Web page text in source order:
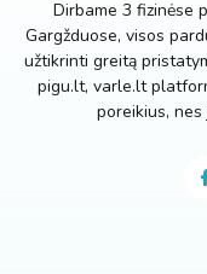
the
page
Dirbame 3 fizinėse
Gargžduose, visos
užtikrinti greitą
pigu.lt, varle.lt
poreikius,